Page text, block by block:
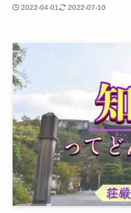
2022-04-01 2022-07-10